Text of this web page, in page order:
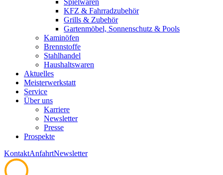
Spielwaren
KFZ & Fahrradzubehör
Grills & Zubehör
Gartenmöbel, Sonnenschutz & Pools
Kaminöfen
Brennstoffe
Stahlhandel
Haushaltswaren
Aktuelles
Meisterwerkstatt
Service
Über uns
Karriere
Newsletter
Presse
Prospekte
KontaktAnfahrtNewsletter